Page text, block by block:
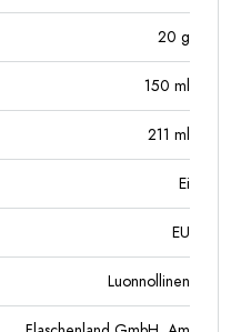
20 g
150 ml
211 ml
Ei
EU
Luonnollinen